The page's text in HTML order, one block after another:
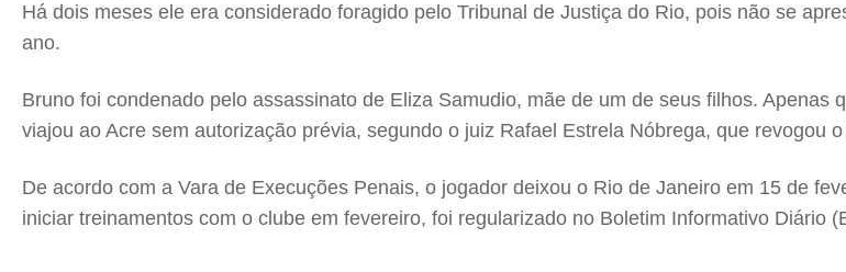
Há dois meses ele era considerado foragido pelo Tribunal de Justiça do Rio, pois não se
ano.
Bruno foi condenado pelo assassinato de Eliza Samudio, mãe de um de seus filhos.
viajou ao Acre sem autorização prévia, segundo o juiz Rafael Estrela Nóbrega, que revogou
De acordo com a Vara de Execuções Penais, o jogador deixou o Rio de Janeiro em 15 de
iniciar treinamentos com o clube em fevereiro, foi regularizado no Boletim Informativo Diário